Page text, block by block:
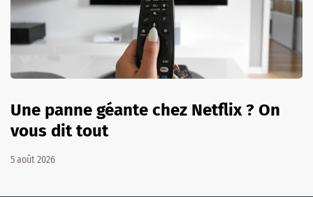
Une panne géante chez Netflix ? On
vous dit tout
5 août 2026